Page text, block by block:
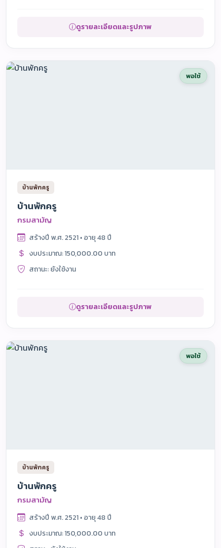
ดูรายละเอียดและรูปภาพ
พอใช้
บ้านพักครู
บ้านพักครู
กรมสามัญ
สร้างปี พ.ศ. 2521 • อายุ 48 ปี
งบประมาณ: 150,000.00 บาท
สถานะ: ยังใช้งาน
ดูรายละเอียดและรูปภาพ
พอใช้
บ้านพักครู
บ้านพักครู
กรมสามัญ
สร้างปี พ.ศ. 2521 • อายุ 48 ปี
งบประมาณ: 150,000.00 บาท